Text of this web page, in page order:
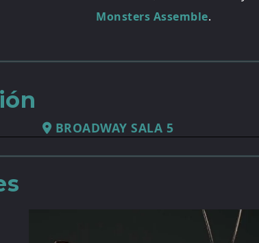
Monsters Assemble.
BROADWAY SALA 5